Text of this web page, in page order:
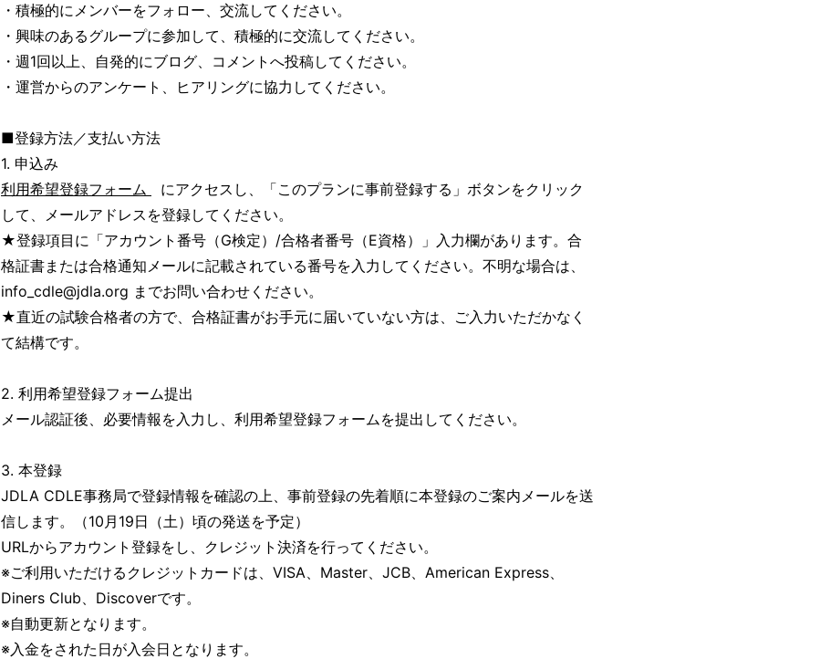
・積極的にメンバーをフォロー、交流してください。
・興味のあるグループに参加して、積極的に交流してください。
・週1回以上、自発的にブログ、コメントへ投稿してください。
・運営からのアンケート、ヒアリングに協力してください。
■登録方法／支払い方法
1. 申込み
利用希望登録フォーム
にアクセスし、「このプランに事前登録する」ボタンをクリック
して、メールアドレスを登録してください。
★登録項目に「アカウント番号（G検定）/合格者番号（E資格）」入力欄があります。合
格証書または合格通知メールに記載されている番号を入力してください。不明な場合は、
info_cdle@jdla.org までお問い合わせください。
★直近の試験合格者の方で、合格証書がお手元に届いていない方は、ご入力いただかなく
て結構です。
2. 利用希望登録フォーム提出
メール認証後、必要情報を入力し、利用希望登録フォームを提出してください。
3. 本登録
JDLA CDLE事務局で登録情報を確認の上、事前登録の先着順に本登録のご案内メールを送
信します。（10月19日（土）頃の発送を予定）
URLからアカウント登録をし、クレジット決済を行ってください。
※ご利用いただけるクレジットカードは、VISA、Master、JCB、American Express、
Diners Club、Discoverです。
※自動更新となります。
※入金をされた日が入会日となります。